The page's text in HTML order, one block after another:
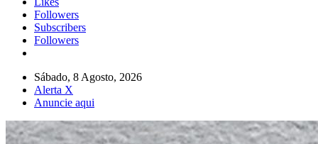
Followers
Subscribers
Followers
Sábado, 8 Agosto, 2026
Alerta X
Anuncie aqui